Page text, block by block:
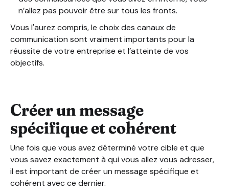
n’allez pas pouvoir être sur tous les fronts.
Vous l'aurez compris, le choix des canaux de
communication sont vraiment importants pour la
réussite de votre entreprise et l’atteinte de vos
objectifs.
Créer un message
spécifique et cohérent
Une fois que vous avez déterminé votre cible et que
vous savez exactement à qui vous allez vous adresser,
il est important de créer un message spécifique et
cohérent avec ce dernier.